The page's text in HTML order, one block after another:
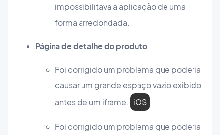
impossibilitava a aplicação de uma
forma arredondada.
Página de detalhe do produto
Foi corrigido um problema que poderia
causar um grande espaço vazio exibido
antes de um iframe. iOS
Foi corrigido um problema que poderia